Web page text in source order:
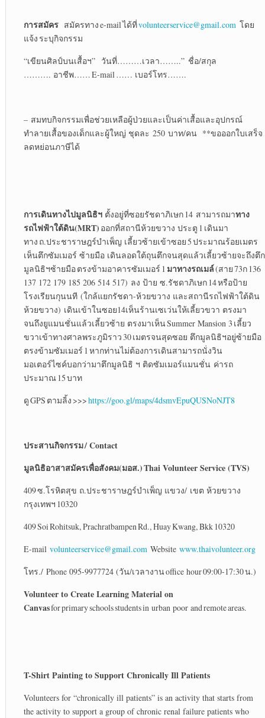
การสมัครสมัครทาง e-mail ได้ที่volunteerservice@gmail.comโดย
แจ้ง ระบุกิจกรรม
“เขียนศิลป์บนเสื้อฯ” วันที่………เวลา……..” ชื่อ/สกุล
………. อาชีพ…… E-mail …… เบอร์โทร…….
– สมทบกิจกรรมเพื่อช่วยเหลือผู้ป่วยและเป็นค่าเสื้อและอุปกรณ์
ทำลายเสื้อของเด็กและผู้ใหญ่ ชุดละ 250 บาท/คน **ขอออกใบเสร็จ
ลดหย่อนภาษีได้
การเดินทางไปมูลนิธิฯ ตั้งอยู่ที่ซอยรัชดาภิเษก 14 สามารถมาทาง
รถไฟฟ้าใต้ดิน(MRT) ออกที่สถานีห้วยขวาง ประตู 1 เดินมา
ทาง ถ.ประชาราษฎร์บำเพ็ญ เลี้ยวซ้ายเข้าซอย 5 ประมาณร้อยเมตร
เห็นตึกซัมเมอร์ ซ้ายมือ เดินลอดใต้ถุนตึกจนสุดแล้วเลี้ยวซ้ายจะถึงตึก
มูลนิธิฯซ้ายมือ ตรงข้ามอาคารซัมเมอร์ 1 มาทางรถเมล์(สาย 73ก 136
137 172 179 185 206 514 517) ลง ป้าย ซ.รัชดาภิเษก 14 หรือป้าย
โรงเรียนกุนนที (ใกล้แยกรัชดา-ห้วยขวาง และสถานีรถไฟฟ้าใต้ดิน
ห้วยขวาง) เดินเข้าในซอย14เห็นร้านเซเว่นให้เลี้ยวขวา ตรงมา
จนถึงยูแมนชั่นแล้วเลี้ยวซ้าย ตรงมาเห็น Summer Mansion 3 เลี้ยว
ขวาเข้าทางศาลพระภูมิราว 30 เมตรจนสุดซอย ตึกมูลนิธิฯอยู่ซ้ายมือ
ตรงข้ามซัมเมอร์ 1 หากท่านไม่ต้องการเดินสามารถนั่งวิน
มอเตอร์ไซค์บอกว่ามาตึกมูลนิธิ ฯ ติดซัมเมอร์แมนชั่น ค่ารถ
ประมาณ 15 บาท
ดู GPS ตามลิ้ง >>>https://goo.gl/maps/4dsmvEpuQUSNoNJT8
ประสานกิจกรรม/ Contact
มูลนิธิอาสาสมัครเพื่อสังคม(มอส.)Thai Volunteer Service (TVS)
409 ซ.โรหิตสุข ถ.ประชาราษฎร์บำเพ็ญ แขวง/ เขต ห้วยขวาง
กรุงเทพฯ 10320
409 Soi Rohitsuk, Prachratbampen Rd., Huay Kwang, Bkk 10320
E-mail volunteerservice@gmail.comWebsite www.thaivolunteer.org
โทร./ Phone 095-9977724 (วัน/เวลางาน office hour 09:00-17:30 น.)
Volunteer to Create Learning Material on
Canvasfor primary schools students in urban poor and remote areas.
T-Shirt Painting to Support Chronically Ill Patients
Volunteers for “chronically ill patients” is an activity that starts from
the activity to support a group of chronic renal failure patients who